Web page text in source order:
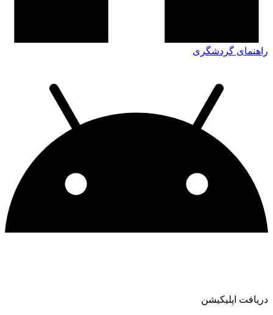
راهنمای گردشگری
دریافت اپلیکیشن